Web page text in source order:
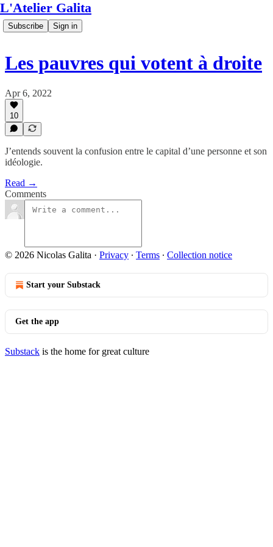
L'Atelier Galita
Subscribe Sign in
Les pauvres qui votent à droite
Apr 6, 2022
10
J’entends souvent la confusion entre le capital d’une personne et son
idéologie.
Read →
Comments
© 2026 Nicolas Galita · Privacy ∙ Terms ∙ Collection notice
Start your Substack
Get the app
Substack is the home for great culture